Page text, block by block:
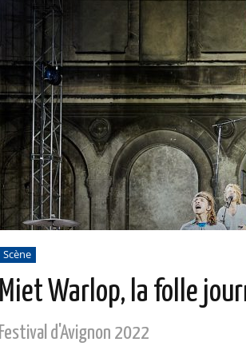
Scène
Miet Warlop, la folle
Festival d'Avignon 2022